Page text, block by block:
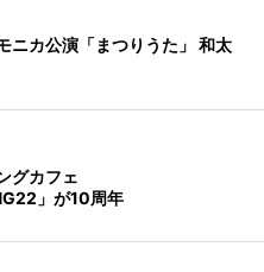
ニカ公演「まつりうた」 和太
グカフェ
」が10周年